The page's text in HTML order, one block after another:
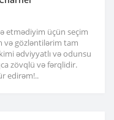
etmədiyim üçün seçim
və gözləntilərim tam
ədviyyatlı və odunsu
zövqlü və fərqlidir.
edirəm!..